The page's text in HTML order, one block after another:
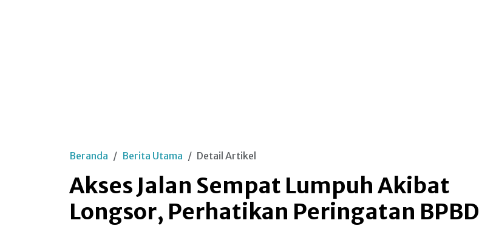
Beranda Berita Utama Detail Artikel
Akses Jalan Sempat Lumpuh Akibat
Longsor, Perhatikan Peringatan BPBD